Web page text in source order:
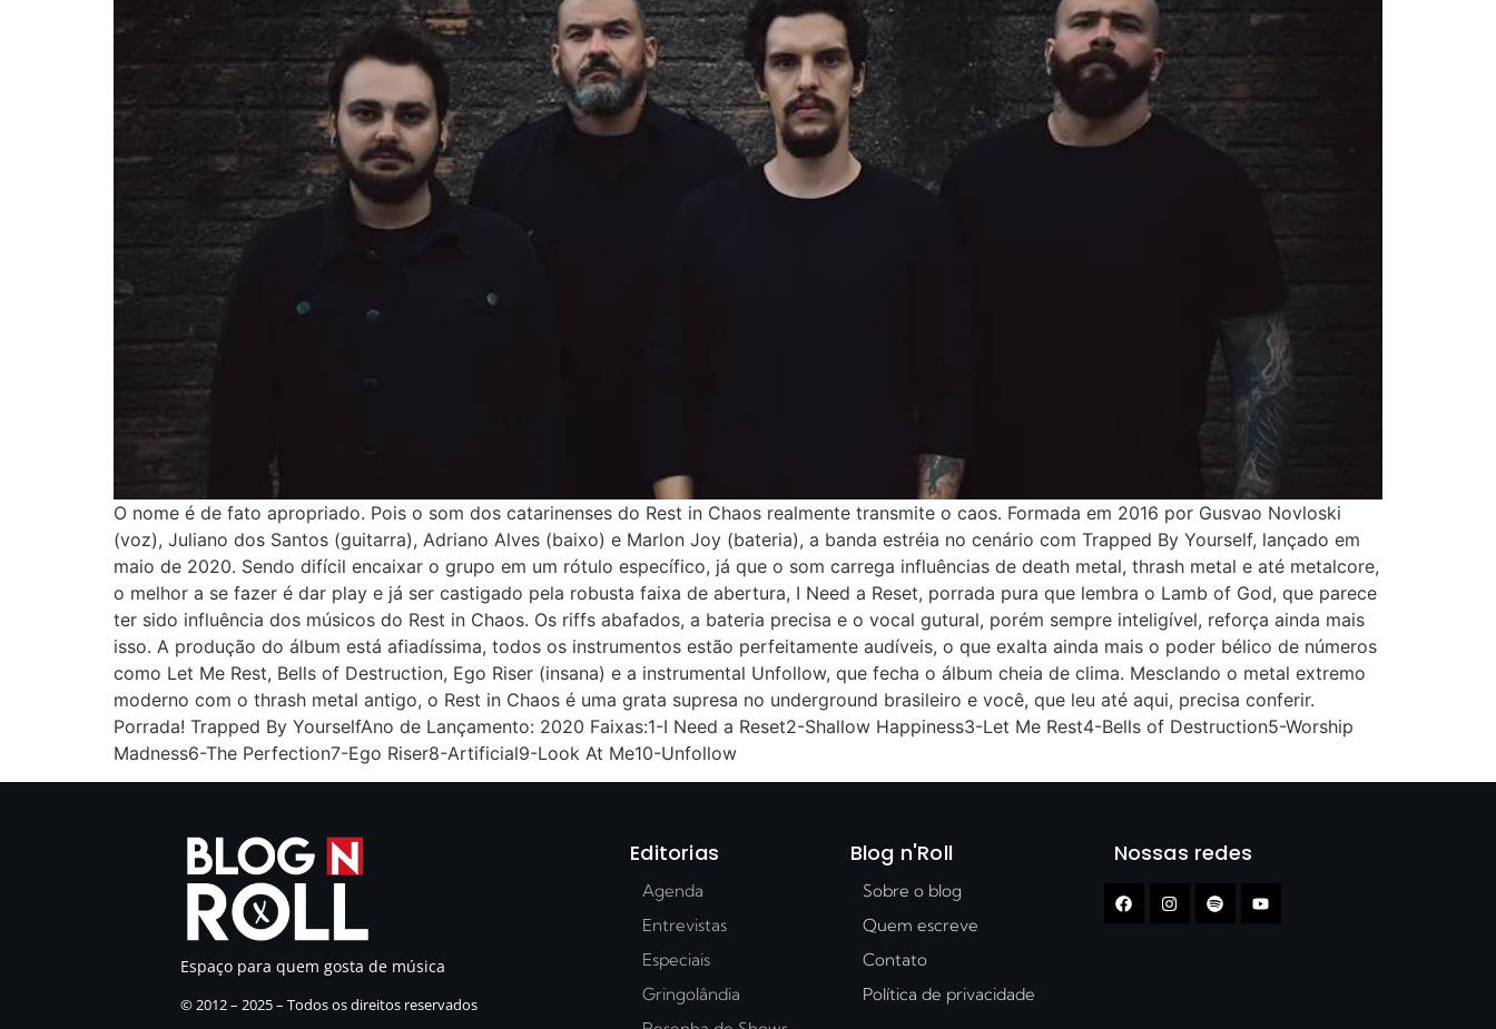
O nome é de fato apropriado. Pois o som dos catarinenses do Rest in Chaos realmente transmite o caos. Formada em 2016 por Gusvao Novloski
(voz), Juliano dos Santos (guitarra), Adriano Alves (baixo) e Marlon Joy (bateria), a banda estréia no cenário com Trapped By Yourself, lançado em
maio de 2020. Sendo difícil encaixar o grupo em um rótulo específico, já que o som carrega influências de death metal, thrash metal e até metalcore,
o melhor a se fazer é dar play e já ser castigado pela robusta faixa de abertura, I Need a Reset, porrada pura que lembra o Lamb of God, que parece
ter sido influência dos músicos do Rest in Chaos. Os riffs abafados, a bateria precisa e o vocal gutural, porém sempre inteligível, reforça ainda mais
isso. A produção do álbum está afiadíssima, todos os instrumentos estão perfeitamente audíveis, o que exalta ainda mais o poder bélico de números
como Let Me Rest, Bells of Destruction, Ego Riser (insana) e a instrumental Unfollow, que fecha o álbum cheia de clima. Mesclando o metal extremo
moderno com o thrash metal antigo, o Rest in Chaos é uma grata supresa no underground brasileiro e você, que leu até aqui, precisa conferir.
Porrada! Trapped By YourselfAno de Lançamento: 2020 Faixas:1-I Need a Reset2-Shallow Happiness3-Let Me Rest4-Bells of Destruction5-Worship
Madness6-The Perfection7-Ego Riser8-Artificial9-Look At Me10-Unfollow
Espaço para quem gosta de música
© 2012 – 2025 – Todos os direitos reservados
Editorias
Agenda
Entrevistas
Especiais
Gringolândia
Blog n'Roll
Sobre o blog
Quem escreve
Contato
Política de privacidade
Nossas redes